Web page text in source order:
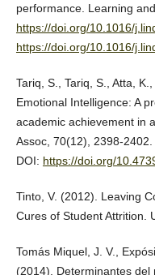
performance. Learning
https://doi.org/10.1016/
https://doi.org/10.1016/
Tariq, S., Tariq, S., Atta,
Emotional Intelligence: A
academic achievement in
Assoc, 70(12), 2398-2402.
DOI: https://doi.org/
Tinto, V. (2012). Leaving
Cures of Student Attrition.
Tomás Miquel, J. V.,
(2014). Determinantes del